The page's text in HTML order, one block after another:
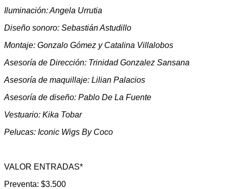
Iluminación: Angela Urrutia
Diseño sonoro: Sebastián Astudillo
Montaje: Gonzalo Gómez y Catalina Villalobos
Asesoría de Dirección: Trinidad Gonzalez Sansana
Asesoría de maquillaje: Lilian Palacios
Asesoría de diseño: Pablo De La Fuente
Vestuario: Kika Tobar
Pelucas: Iconic Wigs By Coco
VALOR ENTRADAS*
Preventa: $3.500